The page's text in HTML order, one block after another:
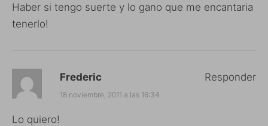
Haber si tengo suerte y lo gano que me encantaria
tenerlo!
Frederic
18 noviembre, 2011 a las 16:34
Lo quiero!
Responder